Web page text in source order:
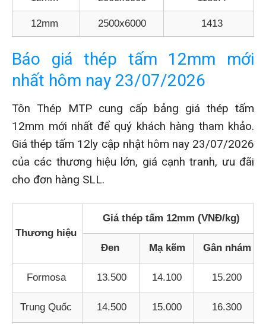
12mm 2500x6000 1413
Báo giá thép tấm 12mm mới
nhất hôm nay 23/07/2026
Tôn Thép MTP cung cấp bảng giá thép tấm
12mm mới nhất để quý khách hàng tham khảo.
Giá thép tấm 12ly cập nhật hôm nay 23/07/2026
của các thương hiệu lớn, giá cạnh tranh, ưu đãi
cho đơn hàng SLL.
Thương hiệu
Giá thép tấm 12mm (VNĐ/kg)
Đen Mạ kẽm Gân nhám
Formosa 13.500 14.100 15.200
Trung Quốc 14.500 15.000 16.300